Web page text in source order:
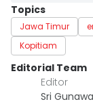
Topics
Jawa Timur
Kopitiam
Editorial Team
Editor
Sri